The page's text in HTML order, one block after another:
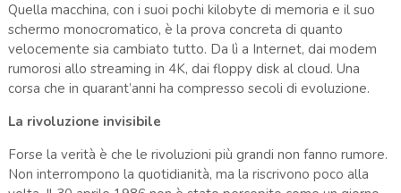
Quella macchina, con i suoi pochi kilobyte di memoria e il suo
schermo monocromatico, è la prova concreta di quanto
velocemente sia cambiato tutto. Da lì a Internet, dai modem
rumorosi allo streaming in 4K, dai floppy disk al cloud. Una
corsa che in quarant’anni ha compresso secoli di evoluzione.
La rivoluzione invisibile
Forse la verità è che le rivoluzioni più grandi non fanno rumore.
Non interrompono la quotidianità, ma la riscrivono poco alla